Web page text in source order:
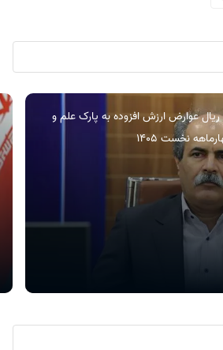
میلیارد ریال عوارض ارزش افزوده به پارک علم و
نخست ۱۴۰۵